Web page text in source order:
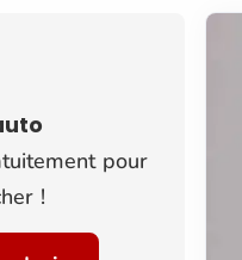
pour
!